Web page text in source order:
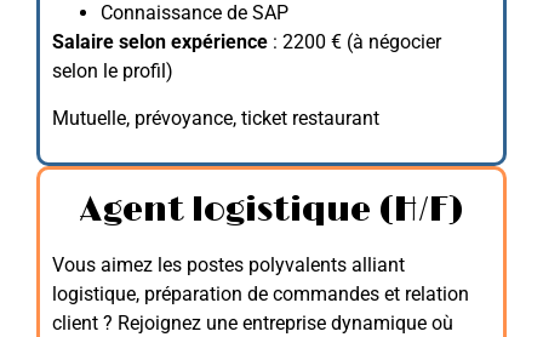
Connaissance de SAP
Salaire selon expérience : 2200 € (à négocier
selon le profil)
Mutuelle, prévoyance, ticket restaurant
Agent logistique (H/F)
Vous aimez les postes polyvalents alliant
logistique, préparation de commandes et relation
client ? Rejoignez une entreprise dynamique où